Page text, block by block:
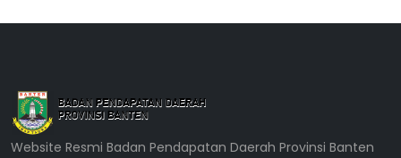
Website Resmi Badan Pendapatan Daerah Provinsi Banten